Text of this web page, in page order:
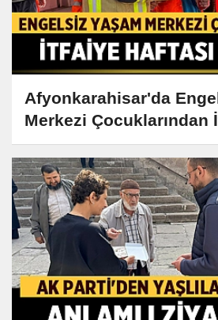
Afyonkarahisar'da
Merkezi Çocuklarından
Ziyareti